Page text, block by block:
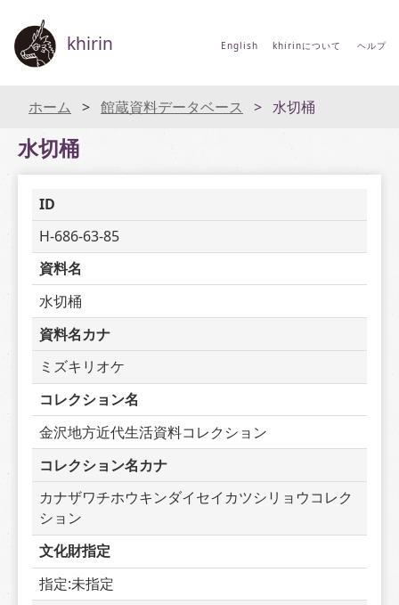
khirin English khirinについて ヘルプ
ホーム 館蔵資料データベース 水切桶
水切桶
ID
H-686-63-85
資料名
水切桶
資料名カナ
ミズキリオケ
コレクション名
金沢地方近代生活資料コレクション
コレクション名カナ
カナザワチホウキンダイセイカツシリョウコレク
ション
文化財指定
指定:未指定